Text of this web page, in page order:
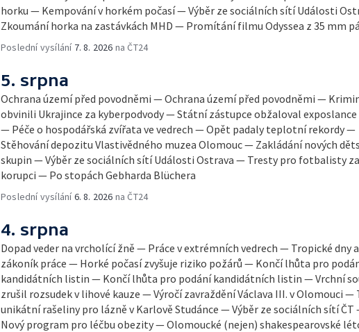
horku — Kempování v horkém počasí — Výběr ze sociálních sítí Události
Zkoumání horka na zastávkách MHD — Promítání filmu Odyssea z 35 mm
Poslední vysílání 7. 8. 2026 na ČT24
5. srpna
Ochrana území před povodněmi — Ochrana území před povodněmi —
obvinili Ukrajince za kyberpodvody — Státní zástupce obžaloval
— Péče o hospodářská zvířata ve vedrech — Opět padaly teplotní rekordy —
Stěhování depozitu Vlastivědného muzea Olomouc — Zakládání nových
skupin — Výběr ze sociálních sítí Události Ostrava — Tresty pro fotbalisty za
korupci — Po stopách Gebharda Blüchera
Poslední vysílání6. 8. 2026 na ČT24
4. srpna
Dopad veder na vrcholící žně — Práce v extrémních vedrech — Tropické dny a
zákoník práce — Horké počasí zvyšuje riziko požárů — Končí lhůta pro
kandidátních listin — Končí lhůta pro podání kandidátních listin — Vrchní
zrušil rozsudek v lihové kauze — Výročí zavraždění Václava III. v Olomouci —
unikátní rašeliny pro lázně v Karlově Studánce — Výběr ze sociálních sítí ČT
Nový program pro léčbu obezity — Olomoucké (nejen) shakespearovské